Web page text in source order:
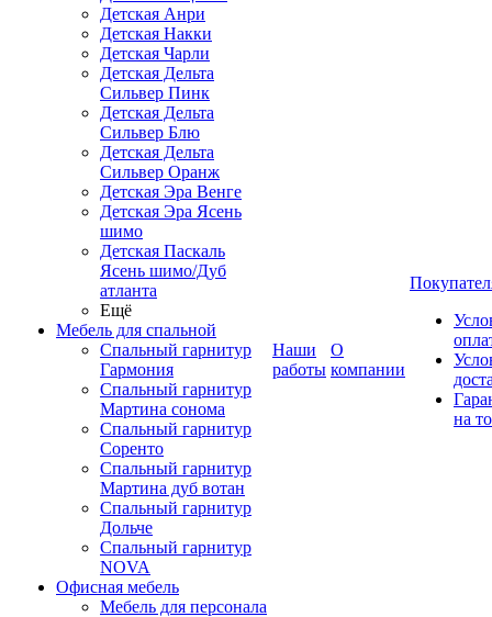
Детская Анри
Детская Накки
Детская Чарли
Детская Дельта
Сильвер Пинк
Детская Дельта
Сильвер Блю
Детская Дельта
Сильвер Оранж
Детская Эра Венге
Детская Эра Ясень
шимо
Детская Паскаль
Ясень шимо/Дуб
атланта
Ещё
Мебель для спальной
Спальный гарнитур
Гармония
Спальный гарнитур
Мартина сонома
Спальный гарнитур
Соренто
Спальный гарнитур
Мартина дуб вотан
Спальный гарнитур
Дольче
Спальный гарнитур
NOVA
Офисная мебель
Мебель для персонала
Наши
работы
О
компании
на